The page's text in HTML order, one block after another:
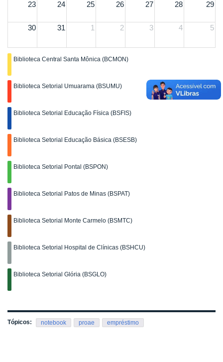
23 24 25 26 27 28 29
30 31 1 2 3 4 5
Biblioteca Central Santa Mônica (BCMON)
Biblioteca Setorial Umuarama (BSUMU)
Biblioteca Setorial Educação Física (BSFIS)
Biblioteca Setorial Educação Básica (BSESB)
Biblioteca Setorial Pontal (BSPON)
Biblioteca Setorial Patos de Minas (BSPAT)
Biblioteca Setorial Monte Carmelo (BSMTC)
Biblioteca Setorial Hospital de Clínicas (BSHCU)
Biblioteca Setorial Glória (BSGLO)
Tópicos: notebook proae empréstimo